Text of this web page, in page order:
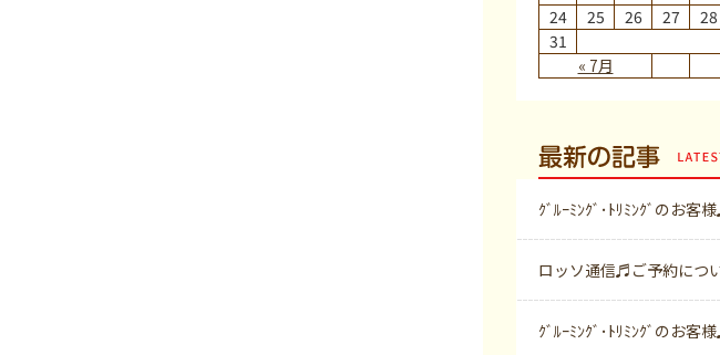
« 7月
24
25 26 27
28
31
最新の記事
ｸﾞﾙｰﾐﾝｸﾞ･ﾄﾘﾐﾝｸﾞのお客
ロッソ通信♬ご予約につ
ｸﾞﾙｰﾐﾝｸﾞ･ﾄﾘﾐﾝｸﾞのお客